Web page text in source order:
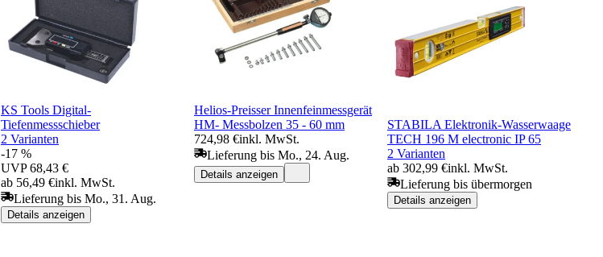
KS Tools Digital-
Tiefenmessschieber
2 Varianten
-17 %
UVP 68,43 €
ab 56,49 €inkl. MwSt.
Lieferung bis Mo., 31. Aug.
Details anzeigen
Helios-Preisser Innenfeinmessgerät
HM- Messbolzen 35 - 60 mm
724,98 €inkl. MwSt.
Lieferung bis Mo., 24. Aug.
Details anzeigen
STABILA Elektronik-Wasserwaage
TECH 196 M electronic IP 65
2 Varianten
ab 302,99 €inkl. MwSt.
Lieferung bis übermorgen
Details anzeigen